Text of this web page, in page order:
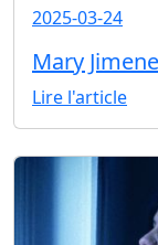
2025-03-24
Mary
Lire l'article